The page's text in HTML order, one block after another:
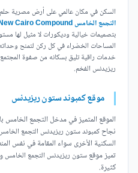
السكن في مكان عالمي على أرض مصرية
التجمع الخامس Stone Residence New Cairo Compound
بتصميمات خيالية وديكورات لا مثيل لها
المساحات الخضراء في كل ركن لتمنح
خدمات راقية تليق بسكانه من صفوة
ريزيدنس الفخم.
موقع كمبوند ستون ريزيدنس
الموقع المتميز في مدخل التجمع
نجاحكمبوند ستون ريزيدنس التجمع
السكنية الأخرى سواء المقامة في نفس
تميز موقعستون ريزيدنس التجمع الخامس
كثيرة.